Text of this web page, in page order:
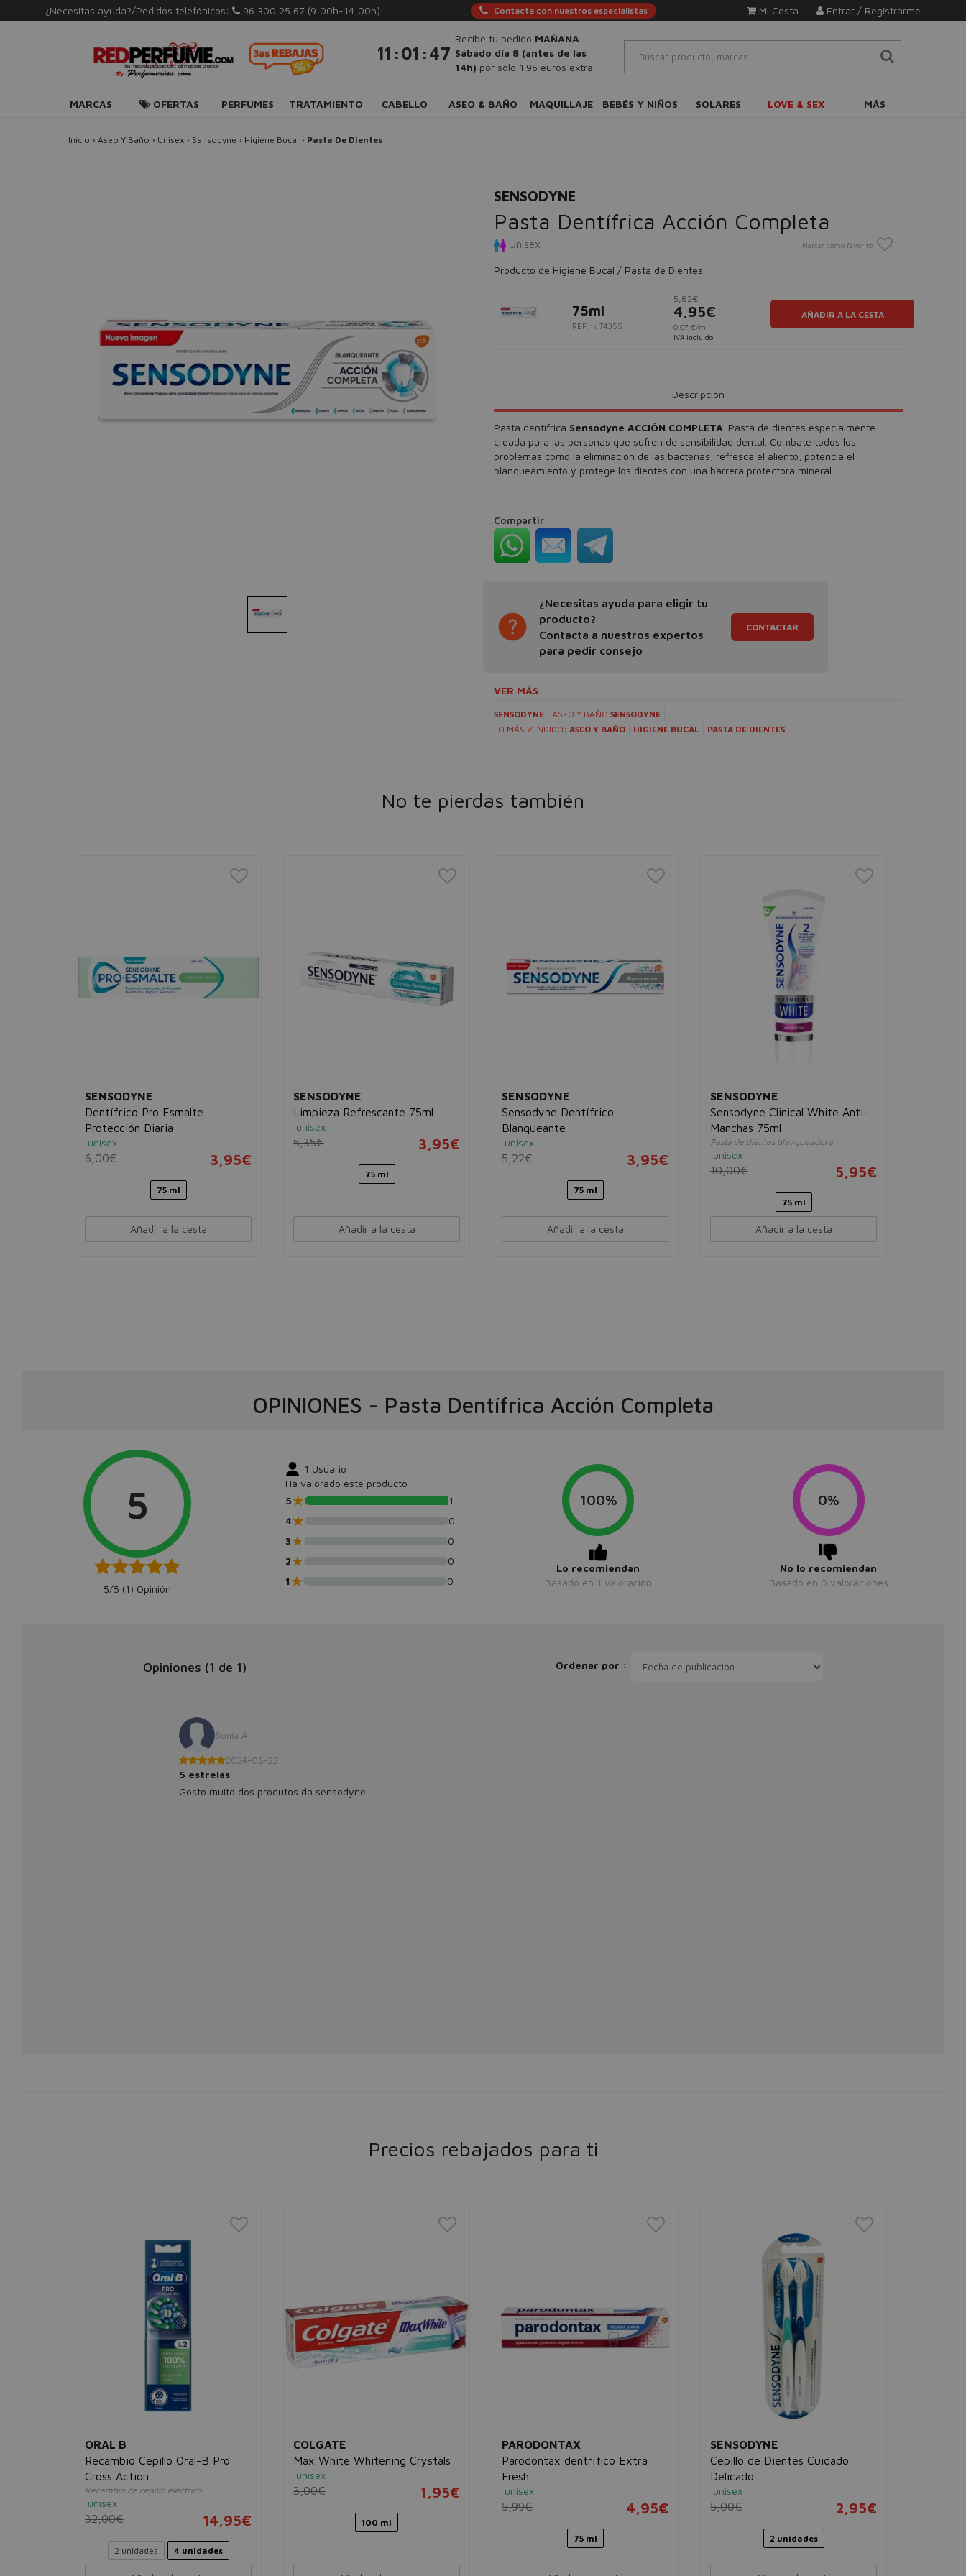
¿Necesitas ayuda?/Pedidos telefónicos: 96 300 25 67 (9:00h-14:00h) Contacta con nuestros especialistas Entrar / Registrarme
Mi Cesta
11 :01 :47
Recibe tu pedido MAÑANA
Sábado día 8 (antes de las
14h) por sólo 1.95 euros extra
MARCAS OFERTAS PERFUMES TRATAMIENTO CABELLO ASEO & BAÑO MAQUILLAJE BEBÉS Y NIÑOS SOLARES LOVE & SEX MÁS
Inicio › Aseo Y Baño › Unisex › Sensodyne › Higiene Bucal › Pasta De Dientes
SENSODYNE
Pasta Dentífrica Acción Completa
Unisex Marcar como favorito
Producto de Higiene Bucal / Pasta de Dientes
75ml
REF.: #74355
5,82€
4,95€
0,07 €/ml
IVA incluido
AÑADIR A LA CESTA
Descripción
Pasta dentífrica Sensodyne ACCIÓN COMPLETA . Pasta de dientes especialmente
creada para las personas que sufren de sensibilidad dental. Combate todos los
problemas como la eliminación de las bacterias, refresca el aliento, potencia el
blanqueamiento y protege los dientes con una barrera protectora mineral.
Compartir
¿Necesitas ayuda para eligir tu
producto?
Contacta a nuestros expertos
para pedir consejo
CONTACTAR
VER MÁS
SENSODYNE ASEO Y BAÑO SENSODYNE
LO MÁS VENDIDO: ASEO Y BAÑO HIGIENE BUCAL PASTA DE DIENTES
No te pierdas también
SENSODYNE
Dentífrico Pro Esmalte
Protección Diaria
unisex
6,00€ 3,95€
75 ml
Añadir a la cesta
SENSODYNE
Limpieza Refrescante 75ml
unisex
5,35€ 3,95€
75 ml
Añadir a la cesta
SENSODYNE
Sensodyne Dentífrico
Blanqueante
unisex
5,22€ 3,95€
75 ml
Añadir a la cesta
SENSODYNE
Sensodyne Clinical White Anti-
Manchas 75ml
Pasta de dientes blanqueadora
unisex
10,00€ 5,95€
75 ml
Añadir a la cesta
OPINIONES - Pasta Dentífrica Acción Completa
5
5/5 (1) Opinión
1 Usuario
Ha valorado este producto
5★
1
4★
0
3★
0
2★
0
1★ 0
100%
Lo recomiendan
Basado en 1 valoración
0%
No lo recomiendan
Basado en 0 valoraciones
Opiniones (1 de 1) Ordenar por :
Sónia A
2024-06-22
5 estrelas
Gosto muito dos produtos da sensodyne
Precios rebajados para ti
ORAL B
Recambio Cepillo Oral-B Pro
Cross Action
Recambio de cepillo eléctrico
unisex
32,00€ 14,95€
2 unidades 4 unidades
COLGATE
Max White Whitening Crystals
unisex
3,00€ 1,95€
100 ml
PARODONTAX
Parodontax dentrífico Extra
Fresh
unisex
5,99€ 4,95€
75 ml
SENSODYNE
Cepillo de Dientes Cuidado
Delicado
unisex
5,00€ 2,95€
2 unidades